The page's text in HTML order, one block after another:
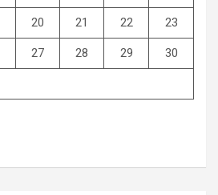
20 21 22 23
27 28 29 30